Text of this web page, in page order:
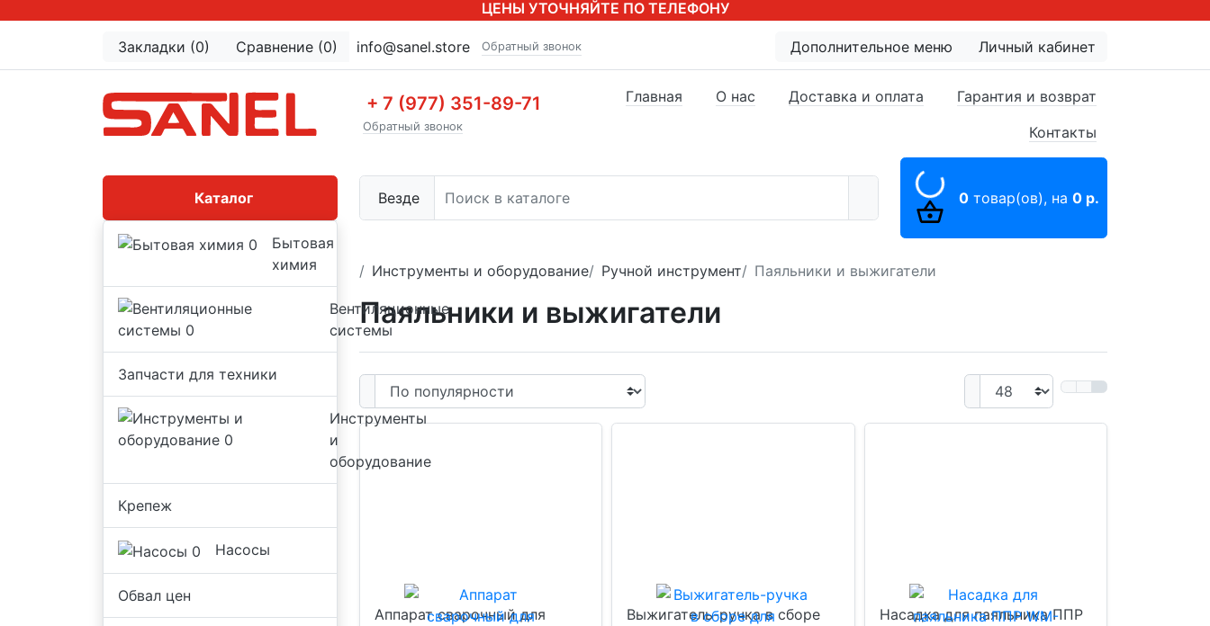
ЦЕНЫ УТОЧНЯЙТЕ ПО ТЕЛЕФОНУ
Закладки (0) Сравнение (0) info@sanel.store Обратный звонок Дополнительное меню Личный кабинет
+ 7 (977) 351-89-71
Обратный звонок
Везде
Главная О нас Доставка и оплата
Гарантия и возврат
Контакты
0 товар(ов), на 0 р.
Каталог
Бытовая
химия
Вентиляционные
системы
Запчасти для техники
Инструменты
и
оборудование
Крепеж
Насосы
Обвал цен
Инструменты и оборудование Ручной инструмент Паяльники и выжигатели
Паяльники и выжигатели
Аппарат сварочный для
Выжигатель-ручка в сборе
Насадка для паяльника ППР